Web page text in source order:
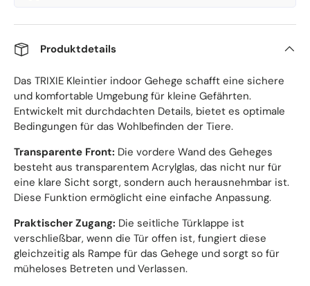
Produktdetails
Das TRIXIE Kleintier indoor Gehege schafft eine sichere
und komfortable Umgebung für kleine Gefährten.
Entwickelt mit durchdachten Details, bietet es optimale
Bedingungen für das Wohlbefinden der Tiere.
Transparente Front: Die vordere Wand des Geheges
besteht aus transparentem Acrylglas, das nicht nur für
eine klare Sicht sorgt, sondern auch herausnehmbar ist.
Diese Funktion ermöglicht eine einfache Anpassung.
Praktischer Zugang: Die seitliche Türklappe ist
verschließbar, wenn die Tür offen ist, fungiert diese
gleichzeitig als Rampe für das Gehege und sorgt so für
müheloses Betreten und Verlassen.